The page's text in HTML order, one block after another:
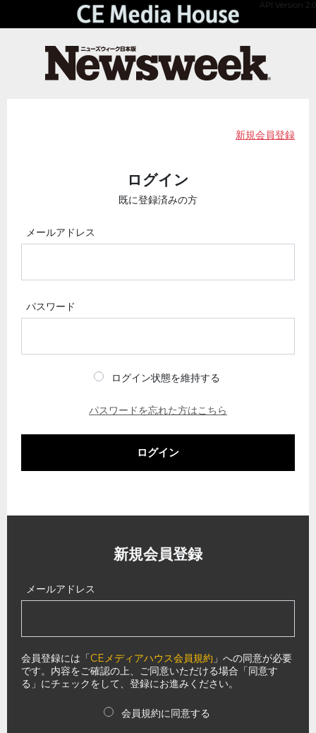
API Version 2.0
新規会員登録
ログイン
既に登録済みの方
メールアドレス
パスワード
ログイン状態を維持する
パスワードを忘れた方はこちら
ログイン
新規会員登録
メールアドレス
会員登録には「CEメディアハウス会員規約 」への同意が必要
です。内容をご確認の上、ご同意いただける場合「同意す
る」にチェックをして、登録にお進みください。
会員規約に同意する